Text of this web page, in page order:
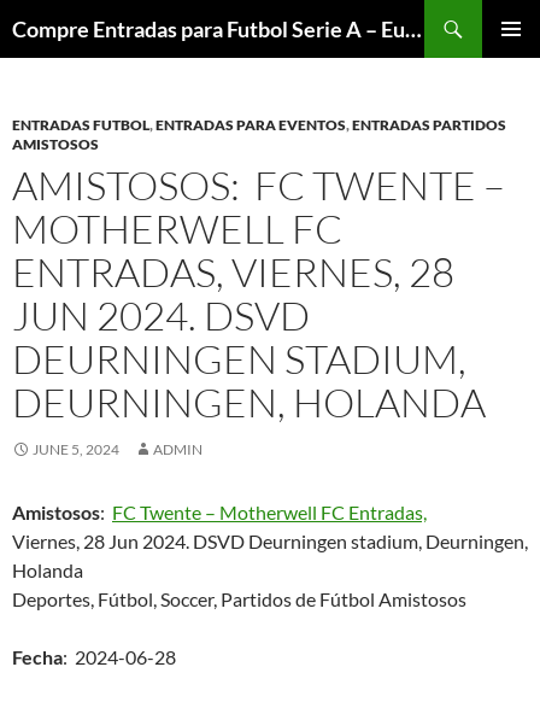
to
Compre Entradas para Futbol Serie A – Europa League – Premier League – Bundesliga
ENTRADAS FUTBOL,ENTRADAS PARA EVENTOS,ENTRADAS PARTIDOS
AMISTOSOS
AMISTOSOS: FC TWENTE –
MOTHERWELL FC
ENTRADAS, VIERNES, 28
JUN 2024. DSVD
DEURNINGEN STADIUM,
DEURNINGEN, HOLANDA
JUNE 5, 2024 ADMIN
Amistosos: FC Twente – Motherwell FC Entradas,
Viernes, 28 Jun 2024. DSVD Deurningen stadium, Deurningen,
Holanda
Deportes, Fútbol, Soccer, Partidos de Fútbol Amistosos
Fecha: 2024-06-28